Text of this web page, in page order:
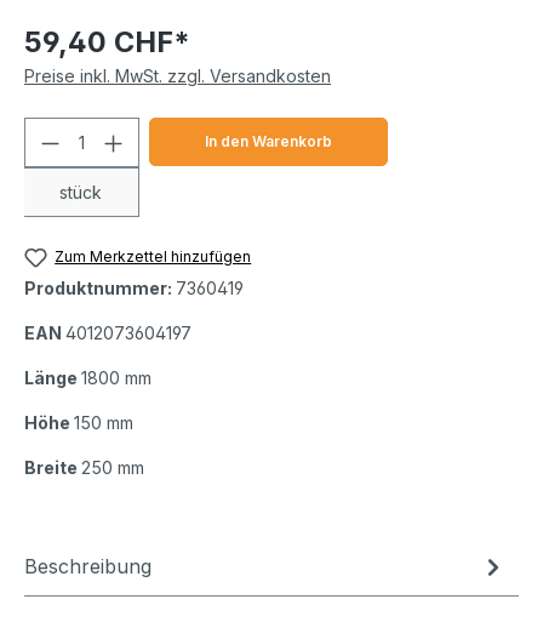
59,40 CHF*
Preise inkl. MwSt. zzgl. Versandkosten
Produkt Anzahl: Gib den
stück
In den Warenkorb
Zum Merkzettel hinzufügen
Produktnummer: 7360419
EAN 4012073604197
Länge 1800 mm
Höhe 150 mm
Breite 250 mm
Beschreibung